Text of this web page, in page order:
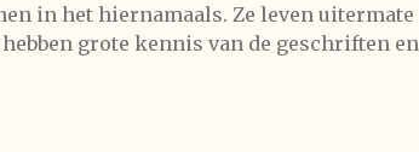
in het hiernamaals. Ze leven uitermate
grote kennis van de geschriften en